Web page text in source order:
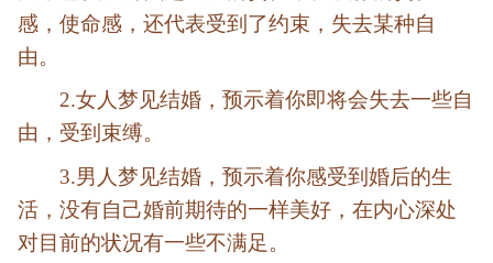
感，使命感，还代表受到了约束，失去某种自
由。
2.女人梦见结婚，预示着你即将会失去一些自
由，受到束缚。
3.男人梦见结婚，预示着你感受到婚后的生
活，没有自己婚前期待的一样美好，在内心深处
对目前的状况有一些不满足。